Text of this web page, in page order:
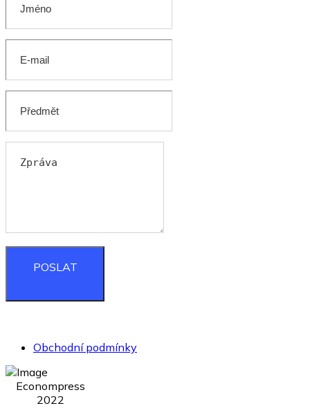
POSLAT
Obchodní podmínky
Econompress
2022